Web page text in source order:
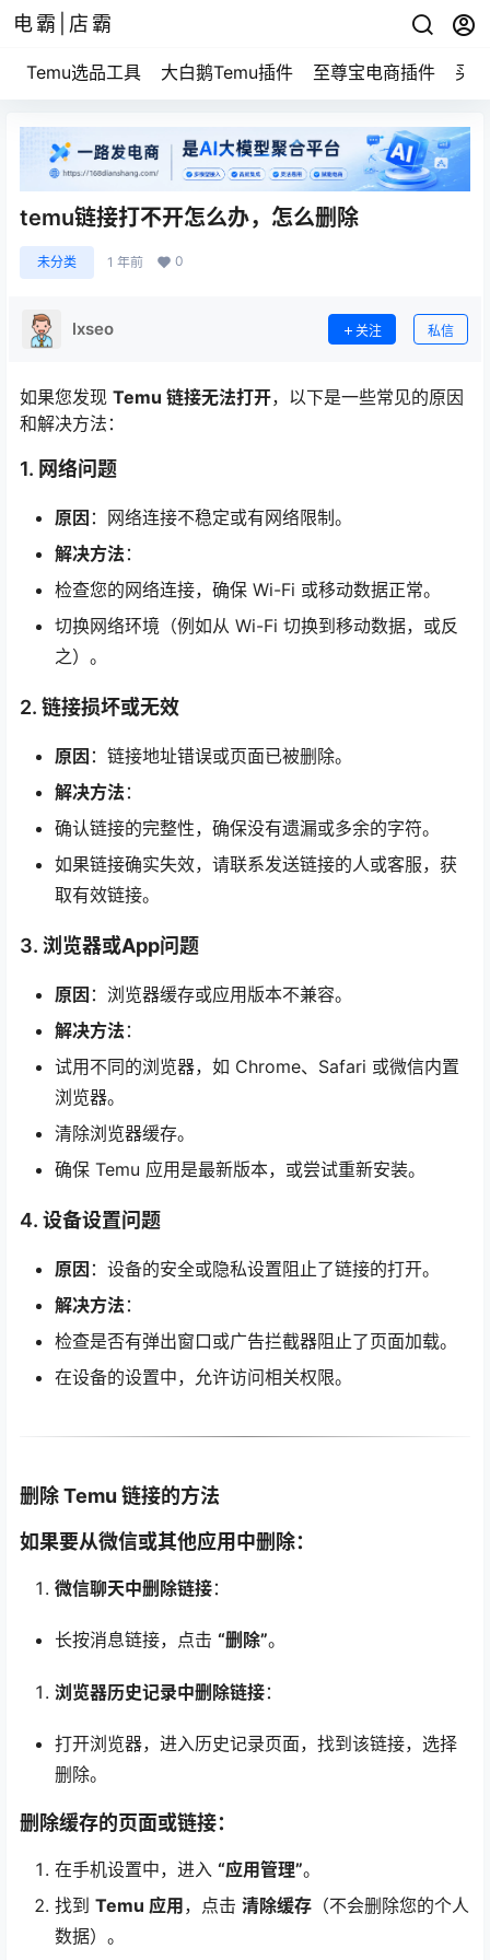
电霸|店霸
Temu选品工具 大白鹅Temu插件 至尊宝电商插件 买
temu链接打不开怎么办，怎么删除
未分类 1 年前 0
lxseo 关注 私信
如果您发现 Temu 链接无法打开，以下是一些常见的原因
和解决方法：
1. 网络问题
原因 ：网络连接不稳定或有网络限制。
解决方法 ：
检查您的网络连接，确保 Wi-Fi 或移动数据正常。
切换网络环境（例如从 Wi-Fi 切换到移动数据，或反
之）。
2. 链接损坏或无效
原因 ：链接地址错误或页面已被删除。
解决方法 ：
确认链接的完整性，确保没有遗漏或多余的字符。
如果链接确实失效，请联系发送链接的人或客服，获
取有效链接。
3. 浏览器或App问题
原因 ：浏览器缓存或应用版本不兼容。
解决方法 ：
试用不同的浏览器，如 Chrome、Safari 或微信内置
浏览器。
清除浏览器缓存。
确保 Temu 应用是最新版本，或尝试重新安装。
4. 设备设置问题
原因 ：设备的安全或隐私设置阻止了链接的打开。
解决方法 ：
检查是否有弹出窗口或广告拦截器阻止了页面加载。
在设备的设置中，允许访问相关权限。
删除 Temu 链接的方法
如果要从微信或其他应用中删除：
微信聊天中删除链接：
长按消息链接，点击 “删除”。
浏览器历史记录中删除链接：
打开浏览器，进入历史记录页面，找到该链接，选择
删除。
删除缓存的页面或链接：
在手机设置中，进入 “应用管理”。
找到 Temu 应用，点击 清除缓存 （不会删除您的个人
数据）。